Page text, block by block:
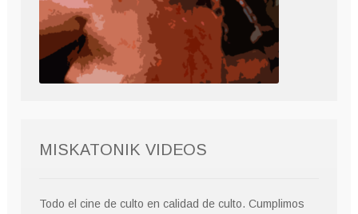
MISKATONIK VIDEOS
Todo el cine de culto en calidad de culto. Cumplimos